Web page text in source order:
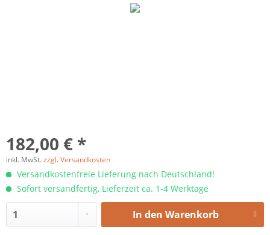
182,00 € *
inkl. MwSt.zzgl. Versandkosten
Versandkostenfreie Lieferung nach Deutschland!
Sofort versandfertig, Lieferzeit ca. 1-4 Werktage
In den Warenkorb